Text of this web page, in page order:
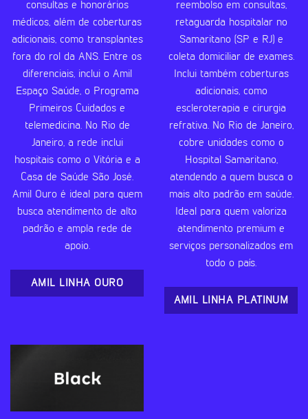
consultas e honorários
médicos, além de coberturas
adicionais, como transplantes
fora do rol da ANS. Entre os
diferenciais, inclui o Amil
Espaço Saúde, o Programa
Primeiros Cuidados e
telemedicina. No Rio de
Janeiro, a rede inclui
hospitais como o Vitória e a
Casa de Saúde São José.
Amil Ouro é ideal para quem
busca atendimento de alto
padrão e ampla rede de
apoio.
AMIL LINHA OURO
reembolso em consultas,
retaguarda hospitalar no
Samaritano (SP e RJ) e
coleta domiciliar de exames.
Inclui também coberturas
adicionais, como
escleroterapia e cirurgia
refrativa. No Rio de Janeiro,
cobre unidades como o
Hospital Samaritano,
atendendo a quem busca o
mais alto padrão em saúde.
Ideal para quem valoriza
atendimento premium e
serviços personalizados em
todo o país.
AMIL LINHA PLATINUM